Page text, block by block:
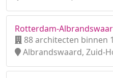
Rotterdam-
88 architecten binnen
Albrandswaard, Zuid-